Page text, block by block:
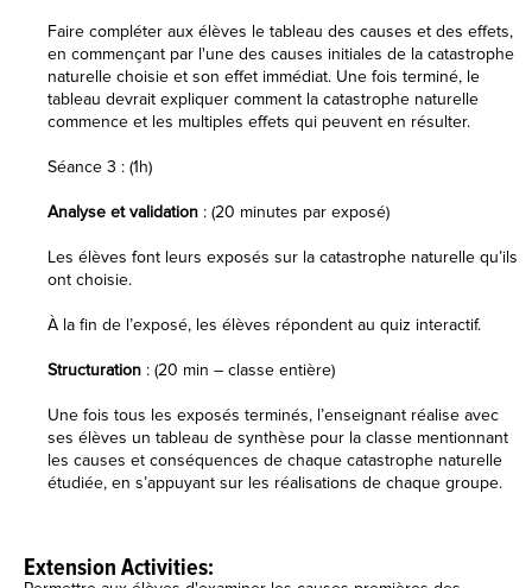
Faire compléter aux élèves le tableau des causes et des effets,
en commençant par l'une des causes initiales de la catastrophe
naturelle choisie et son effet immédiat. Une fois terminé, le
tableau devrait expliquer comment la catastrophe naturelle
commence et les multiples effets qui peuvent en résulter.
Séance 3 : (1h)
Analyse et validation : (20 minutes par exposé)
Les élèves font leurs exposés sur la catastrophe naturelle qu’ils
ont choisie.
À la fin de l’exposé, les élèves répondent au quiz interactif.
Structuration : (20 min – classe entière)
Une fois tous les exposés terminés, l’enseignant réalise avec
ses élèves un tableau de synthèse pour la classe mentionnant
les causes et conséquences de chaque catastrophe naturelle
étudiée, en s’appuyant sur les réalisations de chaque groupe.
Extension Activities: